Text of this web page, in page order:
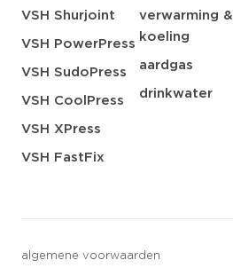
VSH Shurjoint
VSH PowerPress
VSH SudoPress
VSH CoolPress
VSH XPress
VSH FastFix
verwarming &
koeling
aardgas
drinkwater
algemene voorwaarden